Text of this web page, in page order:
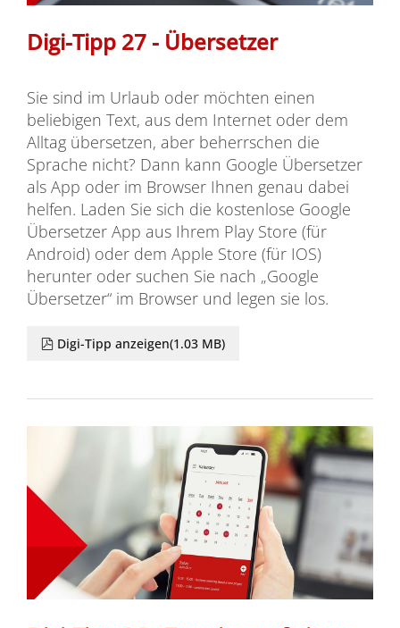
Digi-Tipp 27 - Übersetzer
Sie sind im Urlaub oder möchten einen
beliebigen Text, aus dem Internet oder dem
Alltag übersetzen, aber beherrschen die
Sprache nicht? Dann kann Google Übersetzer
als App oder im Browser Ihnen genau dabei
helfen. Laden Sie sich die kostenlose Google
Übersetzer App aus Ihrem Play Store (für
Android) oder dem Apple Store (für IOS)
herunter oder suchen Sie nach „Google
Übersetzer“ im Browser und legen sie los.
pdf
Digi-Tipp anzeigen(1.03 MB)